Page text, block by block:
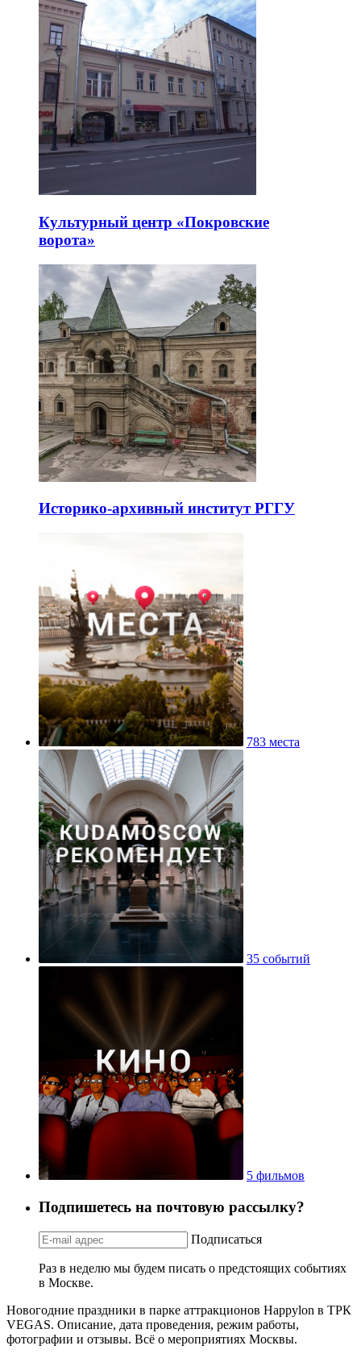
Культурный центр «Покровские
ворота»
Историко-архивный институт РГГУ
783 места
35 событий
5 фильмов
Подпишетесь на почтовую рассылку?
Подписаться
Раз в неделю мы будем писать о предстоящих событиях
в Москве.
Новогодние праздники в парке аттракционов Happylon в ТРК
VEGAS. Описание, дата проведения, режим работы,
фотографии и отзывы. Всё о мероприятиях Москвы.